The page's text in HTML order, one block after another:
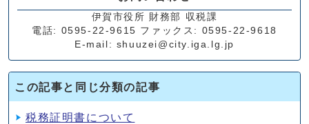
伊賀市役所 財務部 収税課
電話: 0595-22-9615 ファックス: 0595-22-9618
E-mail: shuuzei@city.iga.lg.jp
この記事と同じ分類の記事
税務証明書について